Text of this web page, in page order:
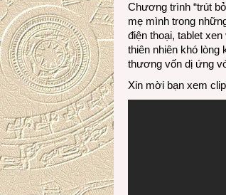
Chương trình “trút
mẹ mình trong
điện thoại, tablet
thiên nhiên khó lòng
thương vốn dị ứng
Xin mời bạn xem